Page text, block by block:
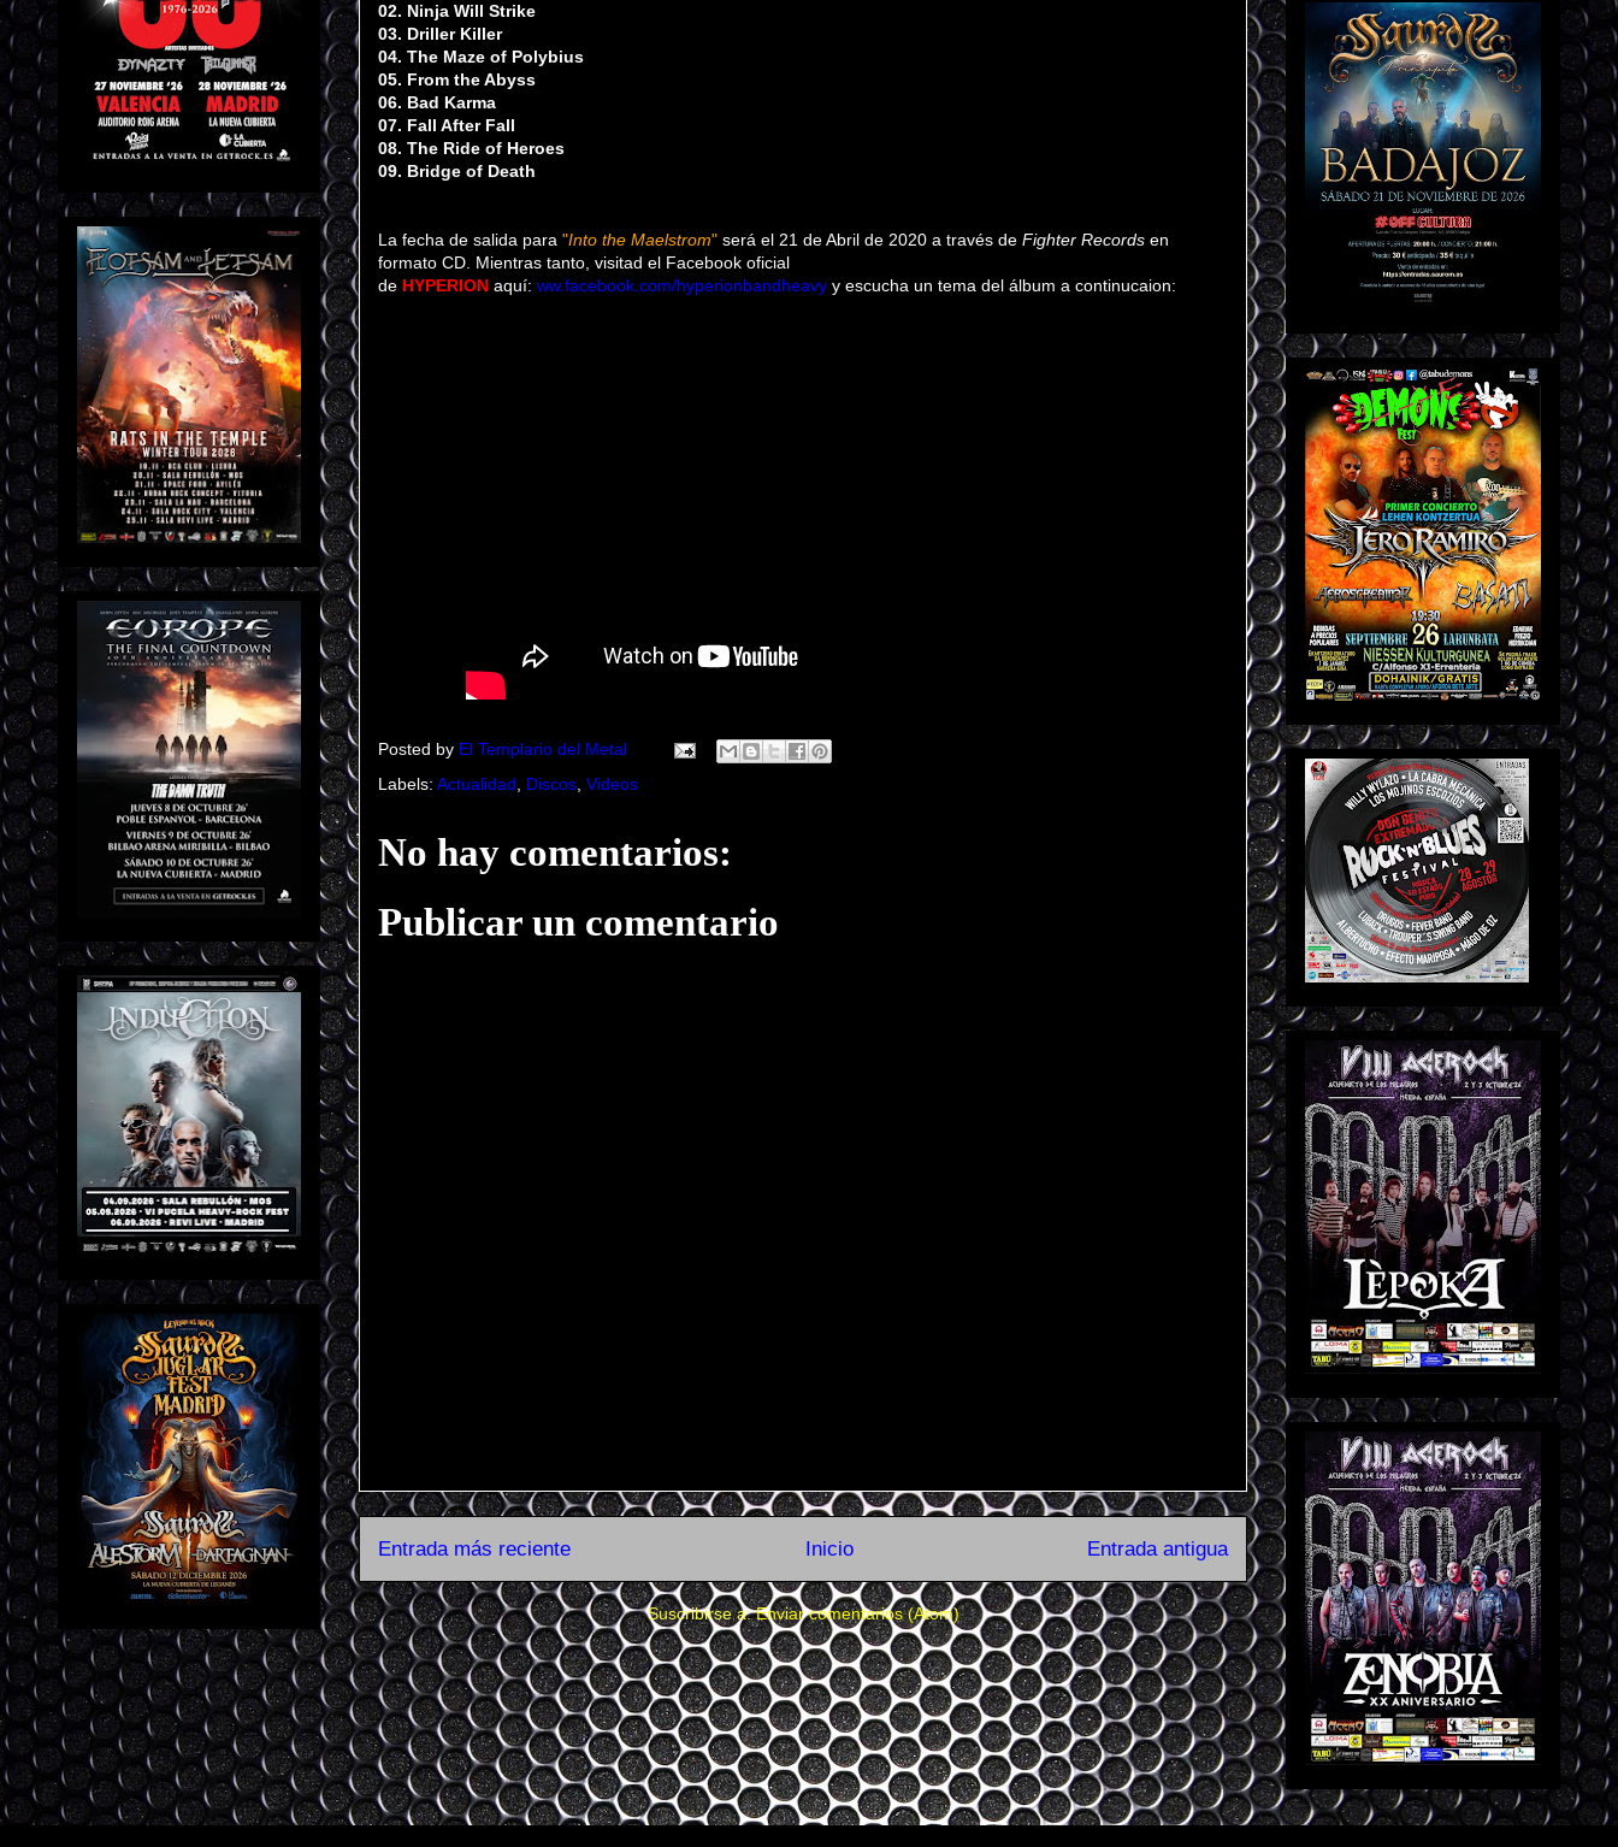
02. Ninja Will Strike
03. Driller Killer
04. The Maze of Polybius
05. From the Abyss
06. Bad Karma
07. Fall After Fall
08. The Ride of Heroes
09. Bridge of Death
La fecha de salida para "Into the Maelstrom" será el 21 de Abril de 2020 a través de Fighter Records en
formato CD. Mientras tanto, visitad el Facebook oficial
de HYPERION aquí: ww.facebook.com/hyperionbandheavy y escucha un tema del álbum a continucaion:
Posted by El Templario del Metal
Labels: Actualidad Discos Videos
No hay comentarios:
Publicar un comentario
Entrada más reciente Entrada antigua
Inicio
Suscribirse a:Enviar comentarios (Atom)